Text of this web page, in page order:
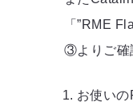
「”RME
③よりご確
お使い